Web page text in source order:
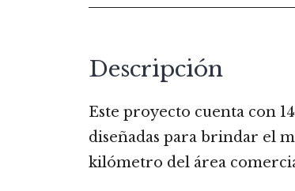
Descripción
Este proyecto cuenta con
diseñadas para brindar el
kilómetro del área